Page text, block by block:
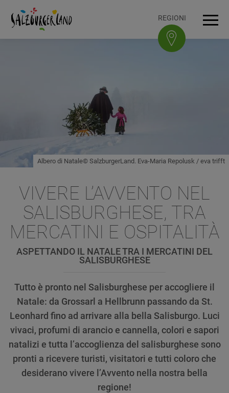
Al contenutoAccesskey
[0]
Alla navigazioneAccesskey
[1]
In cima alla pagina
Al piè di paginaAccesskey
[3] REGIONI
Albero di Natale© SalzburgerLand. Eva-Maria Repolusk / eva trifft
VIVERE L’AVVENTO NEL
SALISBURGHESE, TRA
MERCATINI E OSPITALITÀ
ASPETTANDO IL NATALE TRA I MERCATINI DEL
SALISBURGHESE
Tutto è pronto nel Salisburghese per accogliere il
Natale: da Grossarl a Hellbrunn passando da St.
Leonhard fino ad arrivare alla bella Salisburgo. Luci
vivaci, profumi di arancio e cannella, colori e sapori
natalizi e tutta l’accoglienza del salisburghese sono
pronti a ricevere turisti, visitatori e tutti coloro che
desiderano vivere l’Avvento nella nostra bella
regione!